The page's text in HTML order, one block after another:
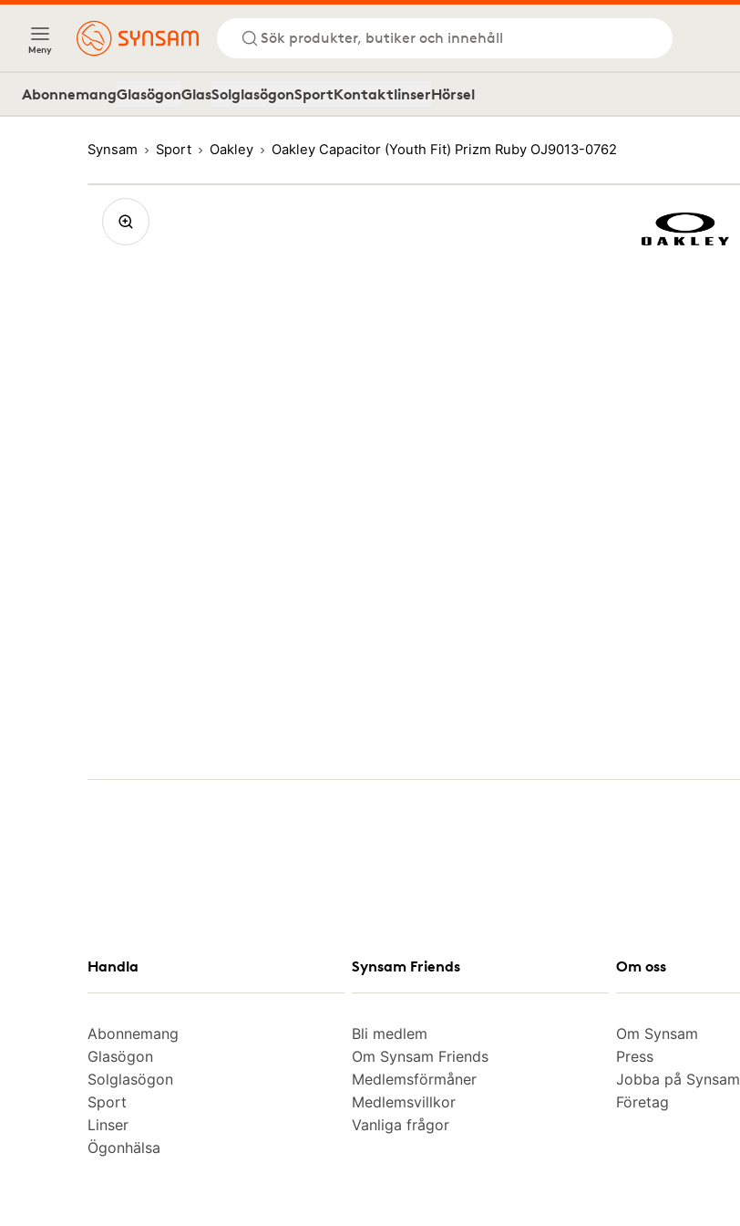
Meny
Sök produkter, butiker och innehåll
AbonnemangGlasögonGlasSolglasögonSportKontaktlinserHörsel
Synsam Sport Oakley Oakley Capacitor (Youth Fit) Prizm Ruby OJ9013-0762
Handla
Abonnemang
Glasögon
Solglasögon
Sport
Linser
Ögonhälsa
Synsam Friends
Bli medlem
Om Synsam Friends
Medlemsförmåner
Medlemsvillkor
Vanliga frågor
Om oss
Om Synsam
Press
Jobba på Synsam
Företag